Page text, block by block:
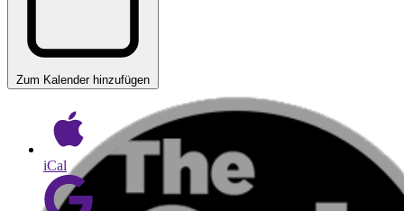
Zum Kalender hinzufügen
iCal